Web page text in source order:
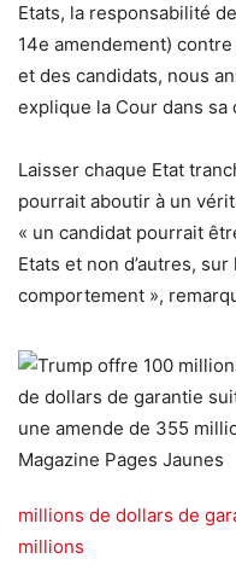
Etats, la responsabilité
14e amendement)
et des candidats, nous
explique la Cour dans sa
Laisser chaque Etat
pourrait aboutir à un
« un candidat pourrait
Etats et non d’autres,
comportement »,
millions de dollars de
millions